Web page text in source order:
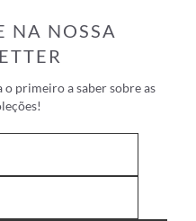
NA NOSSA
o primeiro a saber sobre as